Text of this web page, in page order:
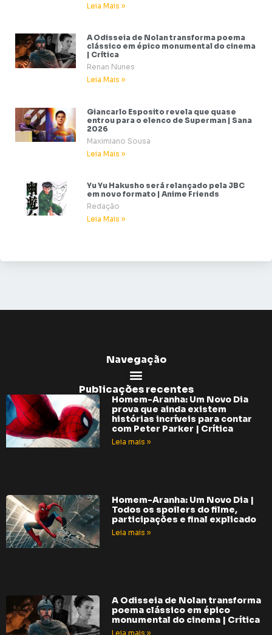
Leia Mais »
A Odisseia de Nolan transforma poema
clássico em épico monumental do cinema
| Crítica
Renan Nunes
Leia Mais »
Giancarlo Esposito revela que quase
entrou para o elenco de Superman | Sana
2026
Maximiano Sousa
Leia Mais »
Yu Yu Hakusho será relançado pela JBC
em novo formato | Anime Friends
Redação
Leia Mais »
Navegação
Publicações recentes
Homem-Aranha: Um Novo Dia
prova que ainda existem
histórias incríveis para contar
com Peter Parker | Crítica
Leia mais »
Homem-Aranha: Um Novo Dia |
Todos os spoilers do filme,
participações e final explicado
Leia mais »
A Odisseia de Nolan transforma
poema clássico em épico
monumental do cinema | Crítica
Leia mais »